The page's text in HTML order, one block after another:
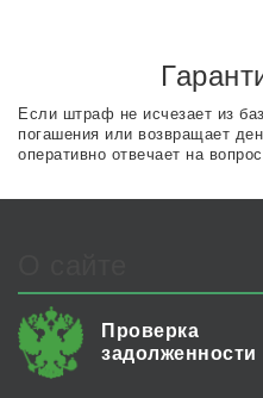
Если штраф не исчезает из
погашения или возвращает
оперативно отвечает на
Проверка
задолженности